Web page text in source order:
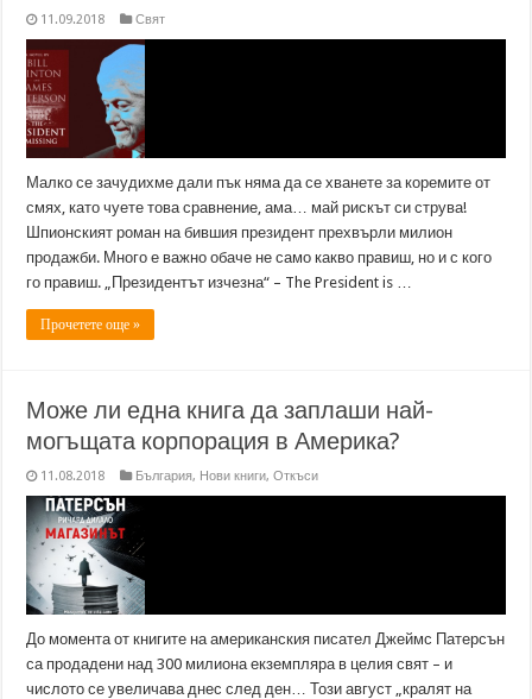
11.09.2018 Свят
Малко се зачудихме дали пък няма да се хванете за коремите от
смях, като чуете това сравнение, ама… май рискът си струва!
Шпионският роман на бившия президент прехвърли милион
продажби. Много е важно обаче не само какво правиш, но и с кого
го правиш. „Президентът изчезна“ – The President is …
Прочетете още »
Може ли една книга да заплаши най-
могъщата корпорация в Америка?
11.08.2018 България, Нови книги,Откъси
До момента от книгите на американския писател Джеймс Патерсън
са продадени над 300 милиона екземпляра в целия свят – и
числото се увеличава днес след ден… Този август „кралят на